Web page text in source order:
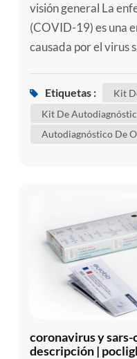
visión general La
(COVID-19) es una
causada por el virus
una enfermedad
gravemente y
Etiquetas :
Kit
Kit De
Autodiagnóstico De
coronavirus y
descripción |